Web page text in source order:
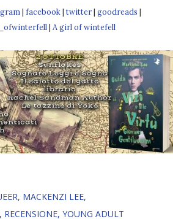
| facebook| twitter| goodreads |
| A girl of wintefell
MACKENZI LEE
RECENSIONE YOUNG ADULT